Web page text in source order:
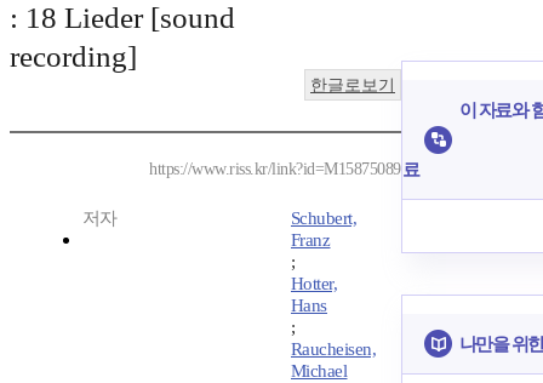
: 18 Lieder [sound
recording]
한글로보기
https://www.riss.kr/link?id=M15875089
저자
Schubert,
Franz
;
Hotter,
Hans
;
Raucheisen,
Michael
이 자료와
료
나만을 위